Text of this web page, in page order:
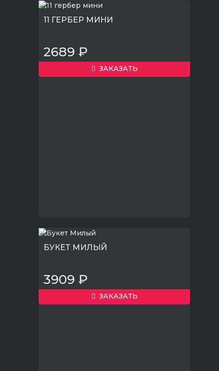
11 ГЕРБЕР МИНИ
2689 ₽
ЗАКАЗАТЬ
БУКЕТ МИЛЫЙ
3909 ₽
ЗАКАЗАТЬ